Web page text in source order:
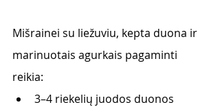
Mišrainei su liežuviu, kepta duona ir
marinuotais agurkais pagaminti
reikia:
3–4 riekelių juodos duonos